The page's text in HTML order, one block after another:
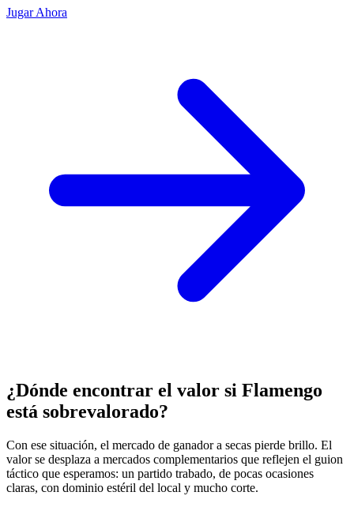
Jugar Ahora
¿Dónde encontrar el valor si Flamengo
está sobrevalorado?
Con ese situación, el mercado de ganador a secas pierde brillo. El
valor se desplaza a mercados complementarios que reflejen el guion
táctico que esperamos: un partido trabado, de pocas ocasiones
claras, con dominio estéril del local y mucho corte.